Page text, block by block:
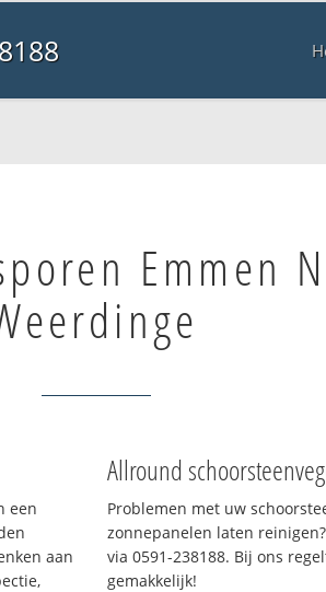
Emmen
een
aan
Allround
Problemen met uw
zonnepanelen laten
via 0591-238188. Bij ons
gemakkelijk!